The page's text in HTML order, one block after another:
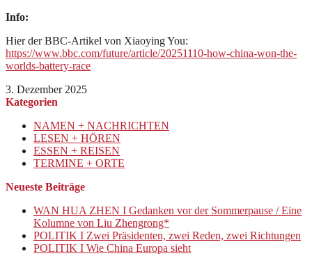
Info:
Hier der BBC-Artikel von Xiaoying You:
https://www.bbc.com/future/article/20251110-how-china-won-the-
worlds-battery-race
3. Dezember 2025
Kategorien
NAMEN + NACHRICHTEN
LESEN + HÖREN
ESSEN + REISEN
TERMINE + ORTE
Neueste Beiträge
WAN HUA ZHEN I Gedanken vor der Sommerpause / Eine
Kolumne von Liu Zhengrong*
POLITIK I Zwei Präsidenten, zwei Reden, zwei Richtungen
POLITIK I Wie China Europa sieht